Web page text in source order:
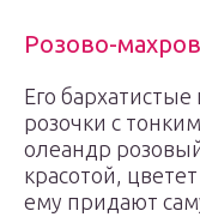
Розово-
Его
розочки с
олеандр
красотой,
ему придают